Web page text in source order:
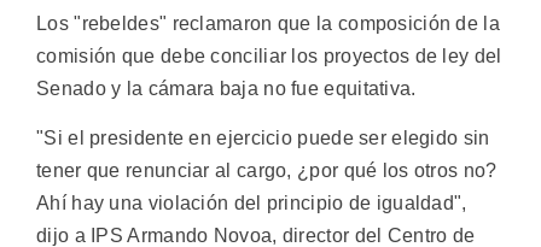
Los "rebeldes" reclamaron que la composición de la
comisión que debe conciliar los proyectos de ley del
Senado y la cámara baja no fue equitativa.
"Si el presidente en ejercicio puede ser elegido sin
tener que renunciar al cargo, ¿por qué los otros no?
Ahí hay una violación del principio de igualdad",
dijo a IPS Armando Novoa, director del Centro de